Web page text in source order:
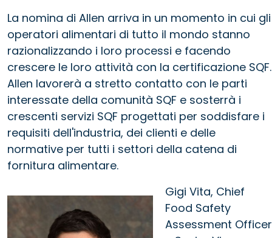
La nomina di Allen arriva in un momento in cui gli
operatori alimentari di tutto il mondo stanno
razionalizzando i loro processi e facendo
crescere le loro attività con la certificazione SQF.
Allen lavorerà a stretto contatto con le parti
interessate della comunità SQF e sosterrà i
crescenti servizi SQF progettati per soddisfare i
requisiti dell'industria, dei clienti e delle
normative per tutti i settori della catena di
fornitura alimentare.
Gigi Vita, Chief
Food Safety
Assessment Officer